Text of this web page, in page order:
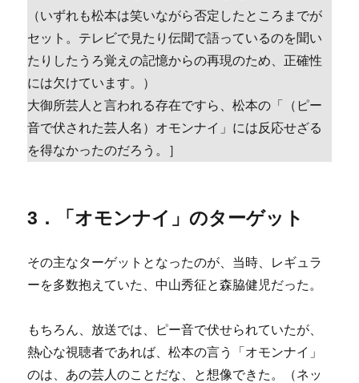
（いずれも松本は笑いながら否定したところまでが
セット。テレビで見たり伝聞で語っているのを聞い
たりしたうろ覚えの記憶からの再現のため、正確性
には欠けています。）
大御所芸人と言われる存在ですら、松本の「（ピー
音で伏された芸人名）オモンナイ」には反応せざる
を得なかったのだろう。］
3．「オモンナイ」のターゲット
その主なターゲットとなったのが、当時、レギュラ
ーを多数抱えていた、中山秀征と森脇健児だった。
もちろん、放送では、ピー音で伏せられていたが、
熱心な視聴者であれば、松本の言う「オモンナイ」
のは、あの芸人のことだな、と想像できた。（ネッ